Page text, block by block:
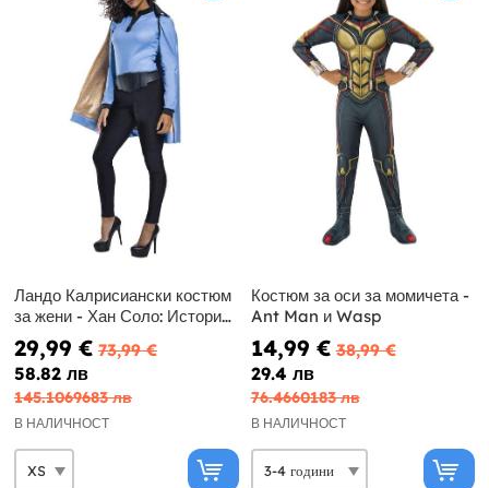
Ландо Калрисиански костюм
за жени - Хан Соло: История
на Междузвездни войни
29,99 € 73,99 €
58.82 лв
145.1069683 лв
В НАЛИЧНОСТ
Костюм за оси за момичета -
Ant Man и Wasp
14,99 € 38,99 €
29.4 лв
76.4660183 лв
В НАЛИЧНОСТ